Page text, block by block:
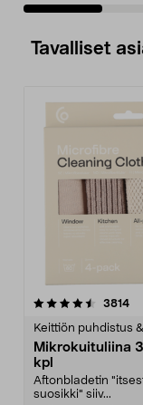
Tavalliset
3814
Keittiön puhdistus
Mikrokuituliina
kpl
Aftonbladetin
suosikki" siiv...
4.5viidestä